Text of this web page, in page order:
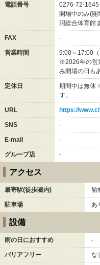
電話番号
0276-72-1645
開場中のみ(
沼総合体育館
FAX -
営業時間
9:00～17:00
※2026年の営
み開場の日も
定休日
期間中は無休
す。
URL https://
SNS -
E-mail -
グループ店 -
アクセス
最寄駅(徒歩圏内) 館
駐車場 あ
設備
雨の日におすすめ -
バリアフリー な